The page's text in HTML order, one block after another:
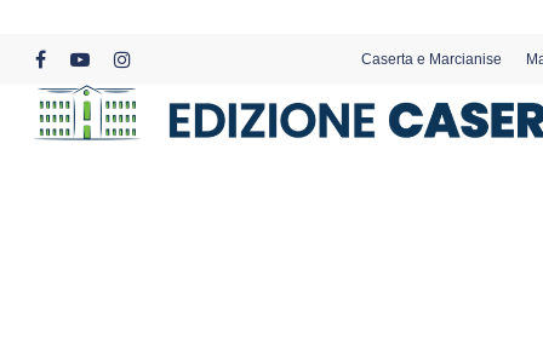
content
facebookyoutubeinstagram
Caserta e Marcianise